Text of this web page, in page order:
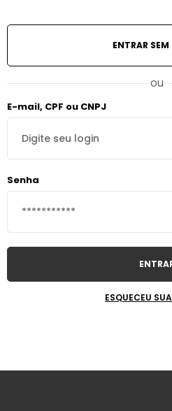
ENTRAR SEM
ou
E-mail, CPF ou CNPJ
Senha
ESQUECEU